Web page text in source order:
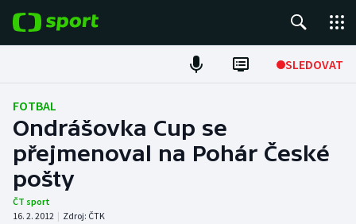
SLEDOVAT
Fotbal
Hokej
Tenis
Atletika
FOTBAL
Ondrášovka Cup se
přejmenoval na Pohár České
pošty
ČT sport
16. 2. 2012 | Zdroj: ČTK